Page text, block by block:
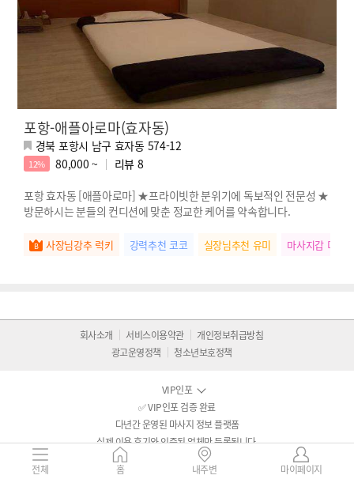
포항-애플아로마(효자동)
경북 포항시 남구 효자동 574-12
12% 80,000 ~ 리뷰 8
포항 효자동 [애플아로마] ★프라이빗한 분위기에 독보적인 전문성 ★
방문하시는 분들의 컨디션에 맞춘 정교한 케어를 약속합니다.
사장님강추 럭키 강력추천 코코 실장님추천 유미 마사지갑 미미
회사소개 서비스이용약관
개인정보취급방침
광고운영정책
청소년보호정책
VIP인포
✅ VIP인포 검증 완료
다년간 운영된 마사지 정보 플랫폼
실제 이용 후기와 인증된 업체만 등록됩니다.
VIP인포는 통신판매중개자로서 통신판매의 당사자가 아니며,
전체 홈 내주변 마이페이지